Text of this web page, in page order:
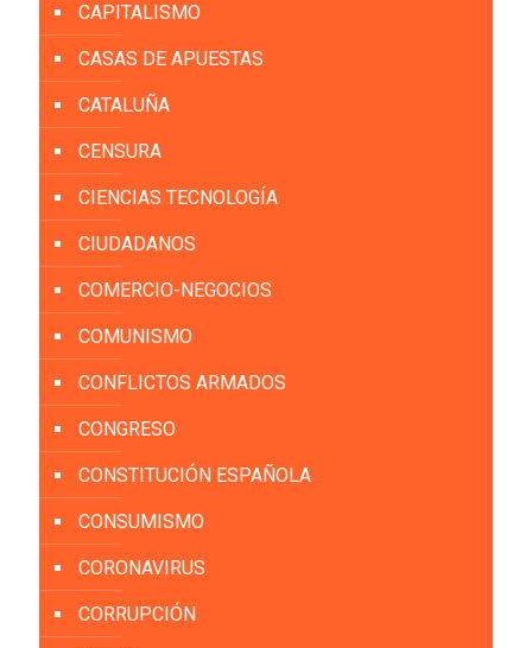
CAPITALISMO
CASAS DE APUESTAS
CATALUÑA
CENSURA
CIENCIAS TECNOLOGÍA
CIUDADANOS
COMERCIO-NEGOCIOS
COMUNISMO
CONFLICTOS ARMADOS
CONGRESO
CONSTITUCIÓN ESPAÑOLA
CONSUMISMO
CORONAVIRUS
CORRUPCIÓN